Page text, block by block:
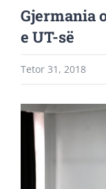
Gjermania
e UT-së
Tetor 31, 2018
View
Larger
Image